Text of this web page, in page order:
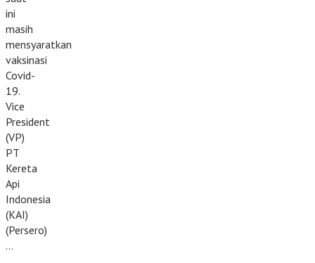
ini
masih
mensyaratkan
vaksinasi
Covid-
19.
Vice
President
(VP)
PT
Kereta
Api
Indonesia
(KAI)
(Persero)
…